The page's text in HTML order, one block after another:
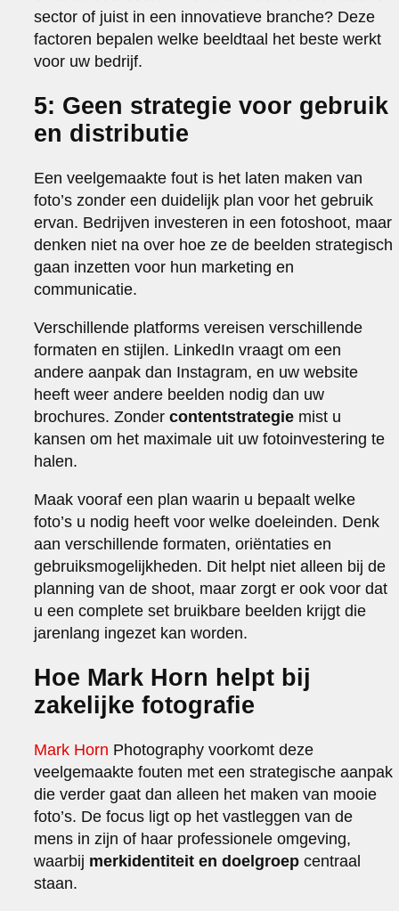
sector of juist in een innovatieve branche? Deze
factoren bepalen welke beeldtaal het beste werkt
voor uw bedrijf.
5: Geen strategie voor gebruik
en distributie
Een veelgemaakte fout is het laten maken van
foto’s zonder een duidelijk plan voor het gebruik
ervan. Bedrijven investeren in een fotoshoot, maar
denken niet na over hoe ze de beelden strategisch
gaan inzetten voor hun marketing en
communicatie.
Verschillende platforms vereisen verschillende
formaten en stijlen. LinkedIn vraagt om een
andere aanpak dan Instagram, en uw website
heeft weer andere beelden nodig dan uw
brochures. Zondercontentstrategie mist u
kansen om het maximale uit uw fotoinvestering te
halen.
Maak vooraf een plan waarin u bepaalt welke
foto’s u nodig heeft voor welke doeleinden. Denk
aan verschillende formaten, oriëntaties en
gebruiksmogelijkheden. Dit helpt niet alleen bij de
planning van de shoot, maar zorgt er ook voor dat
u een complete set bruikbare beelden krijgt die
jarenlang ingezet kan worden.
Hoe Mark Horn helpt bij
zakelijke fotografie
Mark Horn Photography voorkomt deze
veelgemaakte fouten met een strategische aanpak
die verder gaat dan alleen het maken van mooie
foto’s. De focus ligt op het vastleggen van de
mens in zijn of haar professionele omgeving,
waarbij merkidentiteit en doelgroep centraal
staan.